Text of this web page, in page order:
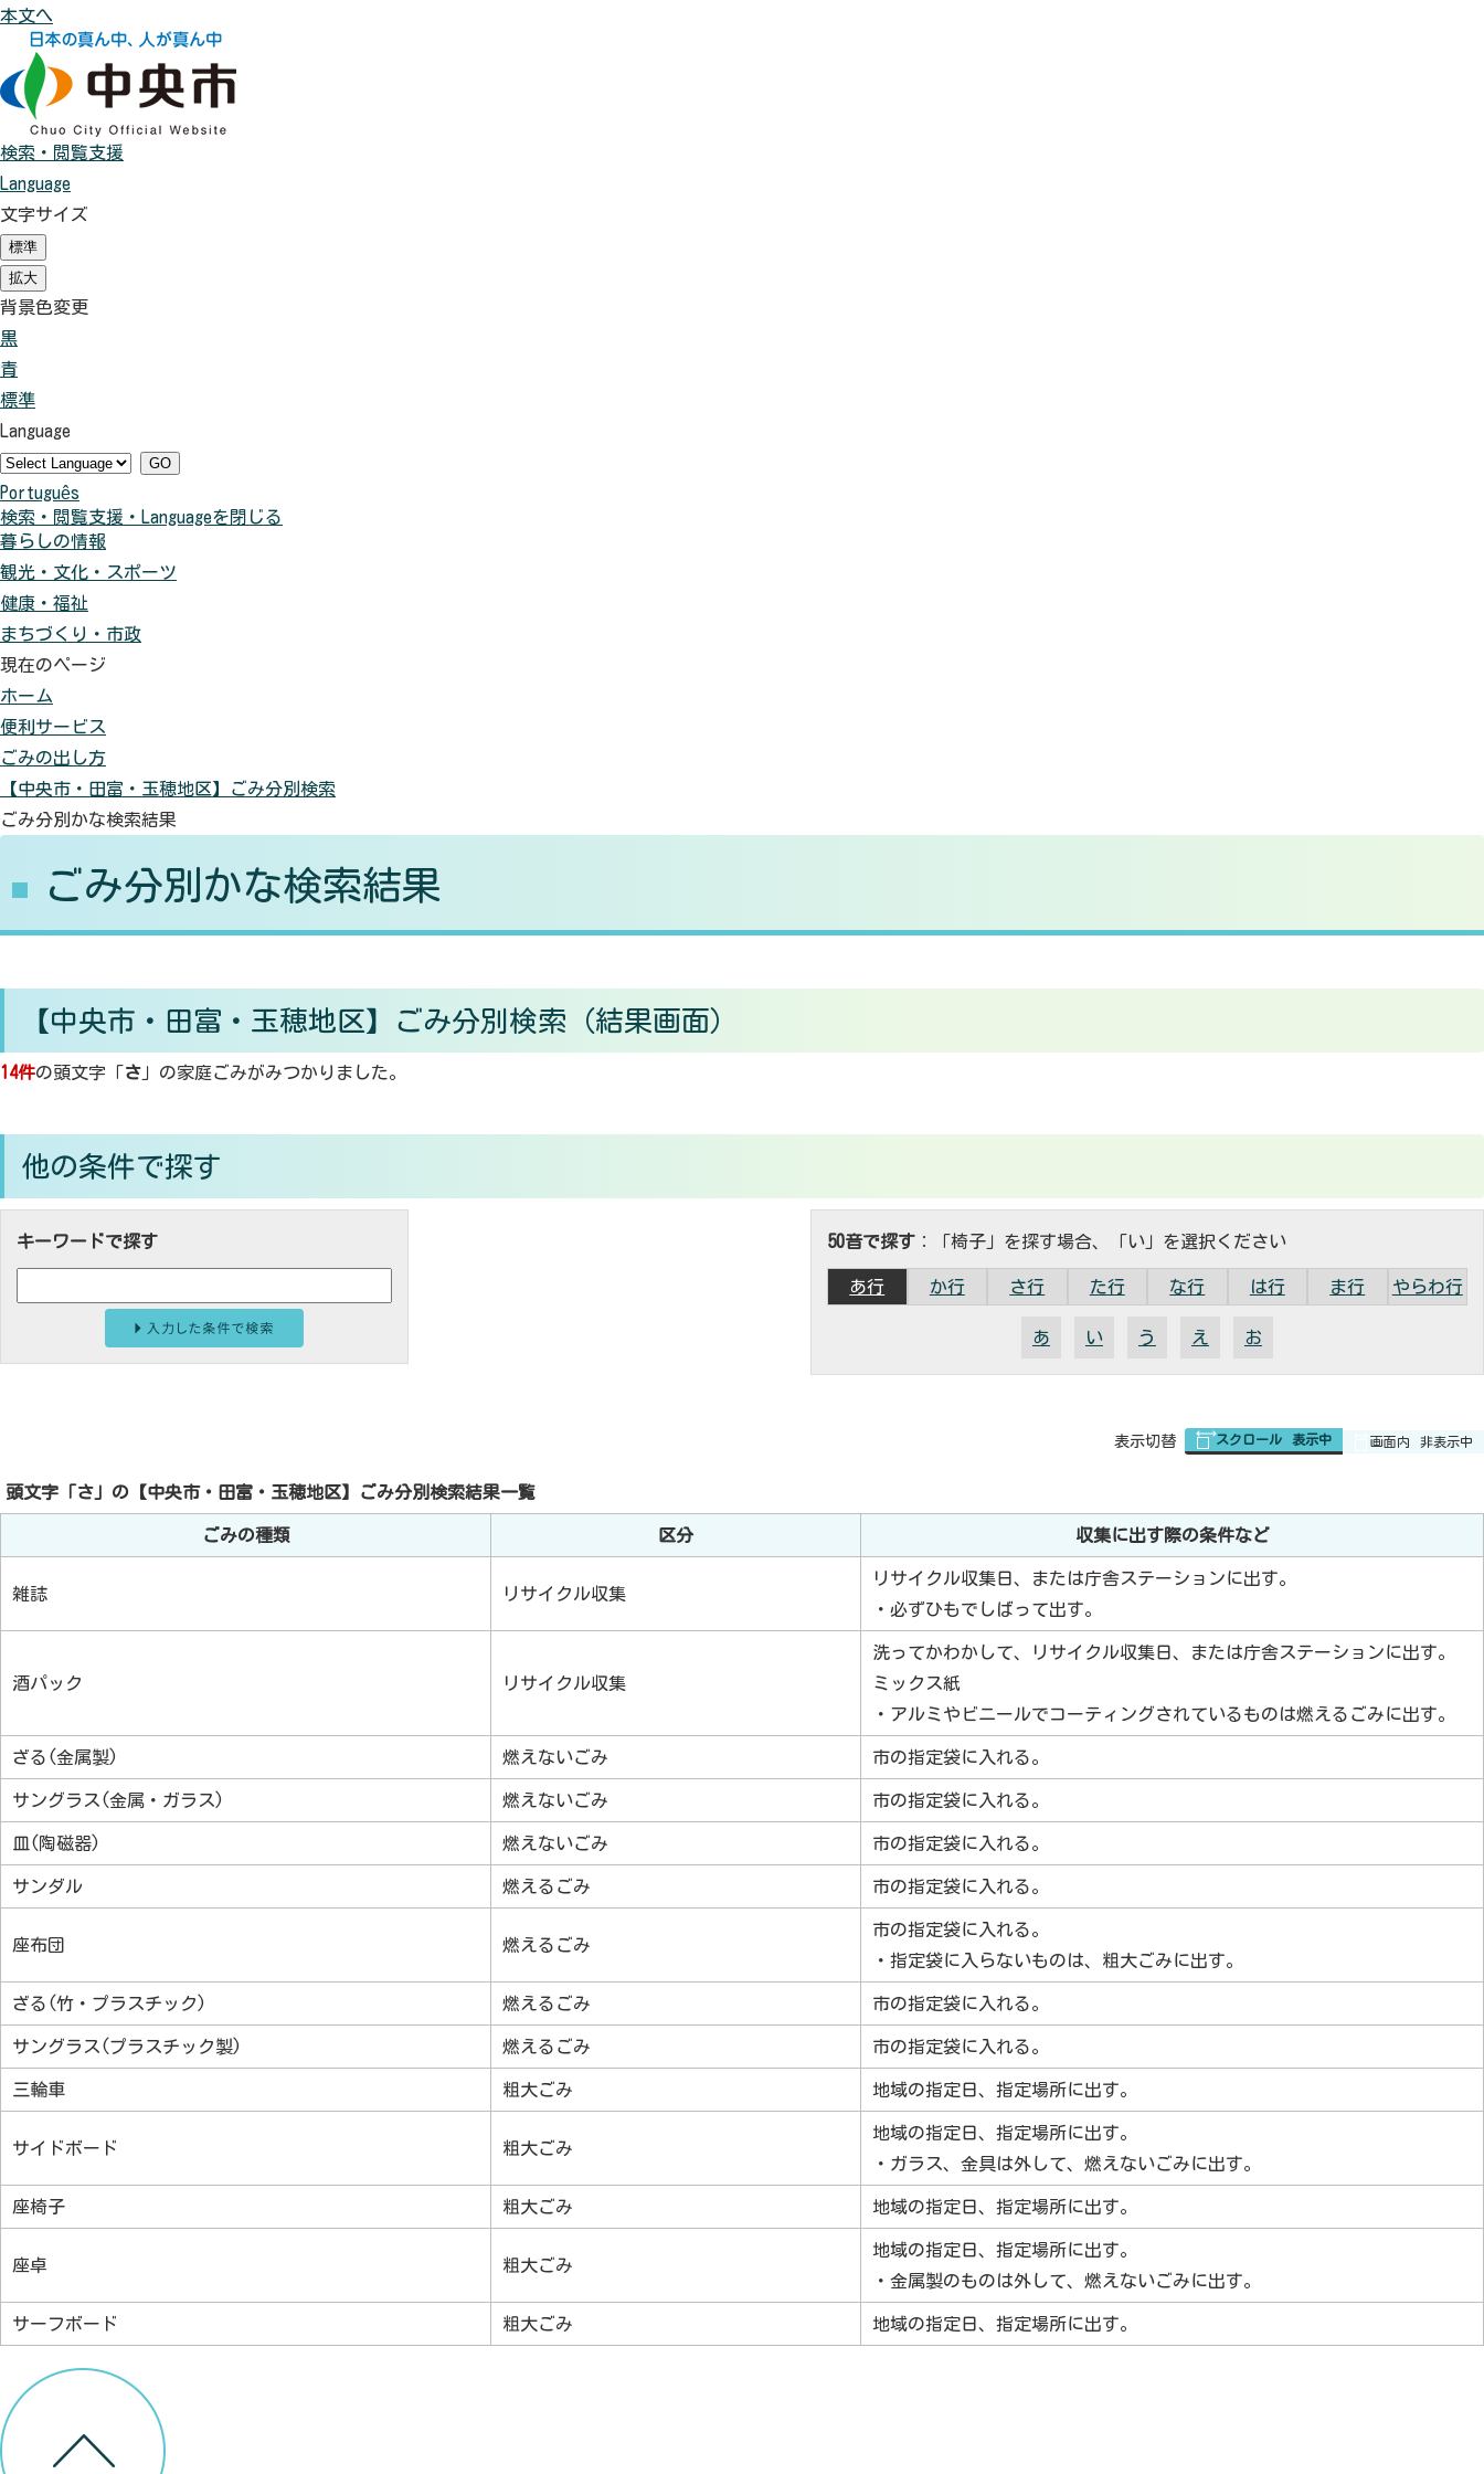
本文へ
検索・閲覧支援
Language
文字サイズ
標準
初
期
状
拡大
初
期
背景色変更
黒
色
を
黒
色
に
す
る
青
景
色
を
青
色
に
す
る
標準
景
色
を
元
に
戻
す
Language
GO
Português
検索・閲覧支援・
Languageを閉じる
暮らしの情報
観光・文化・スポーツ
健康・福祉
まちづくり・市政
現在のページ
ホーム
便利サービス
ごみの出し方
【中央市・田富・玉穂地区】ごみ分別検索
ごみ分別かな検索結果
ごみ分別かな検索結果
【中央市・田富・玉穂地区】ごみ分別検索 （結果画面）
14件の頭文字「さ 」の家庭ごみがみつかりました。
他の条件で探す
キーワードで探す 50音で探す ：「椅子」を探す場合、「い」を選択ください
あ行 か行 さ行 た行 な行 は行 ま行 やらわ行
あ い う え お
表
表示切替 スクロール 表示中 画面内 非表示中
頭文字「さ 」の 【中央市・田富・玉穂地区】ごみ分別検索結果一覧
ごみの種類 区分 収集に出す際の条件など
雑誌 リサイクル収集
リサイクル収集日、または庁舎ステーションに出す。
・必ずひもでしばって出す。
酒パック リサイクル収集
洗ってかわかして、リサイクル収集日、または庁舎ステーションに出す。
ミックス紙
・アルミやビニールでコーティングされているものは燃えるごみに出す。
ざる(金属製) 燃えないごみ 市の指定袋に入れる。
サングラス(金属・ガラス) 燃えないごみ 市の指定袋に入れる。
皿(陶磁器) 燃えないごみ 市の指定袋に入れる。
サンダル 燃えるごみ 市の指定袋に入れる。
座布団 燃えるごみ
市の指定袋に入れる。
・指定袋に入らないものは、粗大ごみに出す。
ざる(竹・プラスチック) 燃えるごみ 市の指定袋に入れる。
サングラス(プラスチック製) 燃えるごみ 市の指定袋に入れる。
三輪車 粗大ごみ 地域の指定日、指定場所に出す。
サイドボード 粗大ごみ
地域の指定日、指定場所に出す。
・ガラス、金具は外して、燃えないごみに出す。
座椅子 粗大ごみ 地域の指定日、指定場所に出す。
座卓 粗大ごみ
地域の指定日、指定場所に出す。
・金属製のものは外して、燃えないごみに出す。
サーフボード 粗大ごみ 地域の指定日、指定場所に出す。